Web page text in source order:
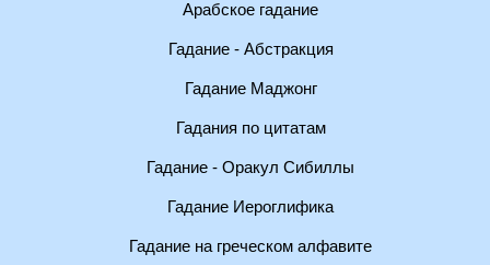
Арабское гадание
Гадание - Абстракция
Гадание Маджонг
Гадания по цитатам
Гадание - Оракул Сибиллы
Гадание Иероглифика
Гадание на греческом алфавите